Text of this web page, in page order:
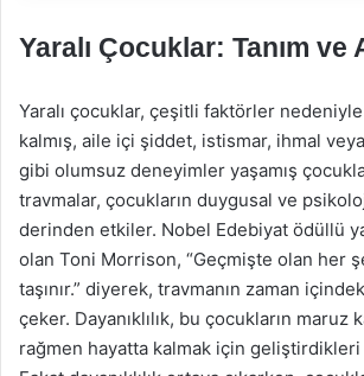
Yaralı Çocuklar: Tanım ve
Yaralı çocuklar, çeşitli faktörler
kalmış, aile içi şiddet, istismar, ihmal
gibi olumsuz deneyimler yaşamış
travmalar, çocukların duygusal ve
derinden etkiler. Nobel Edebiyat ödüllü
olan Toni Morrison, “Geçmişte olan her
taşınır.” diyerek, travmanın zaman
çeker. Dayanıklılık, bu çocukların maruz
rağmen hayatta kalmak için